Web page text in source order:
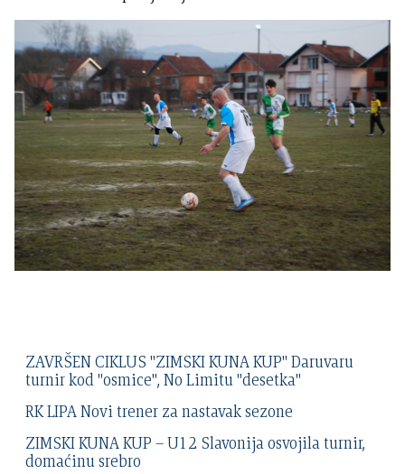
ZAVRŠEN CIKLUS "ZIMSKI KUNA KUP" Daruvaru
turnir kod "osmice", No Limitu "desetka"
RK LIPA Novi trener za nastavak sezone
ZIMSKI KUNA KUP – U12 Slavonija osvojila turnir,
domaćinu srebro